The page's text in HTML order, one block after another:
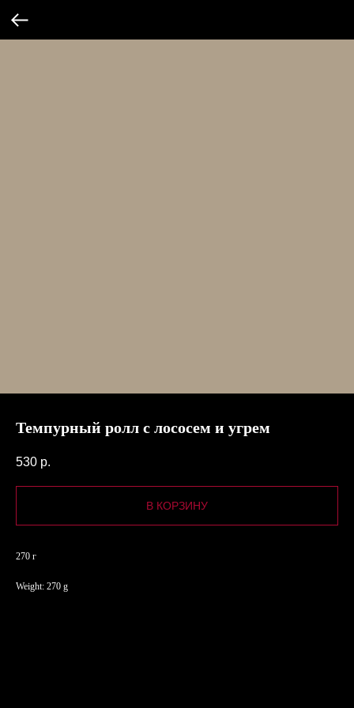
Темпурный ролл с лососем и угрем
530 р.
В КОРЗИНУ
270 г
Weight: 270 g